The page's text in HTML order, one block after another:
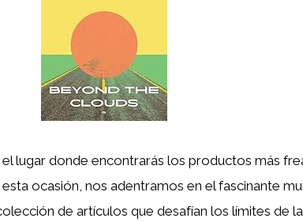
el lugar donde encontrarás los productos más
ocasión, nos adentramos en el fascinante
de artículos que desafían los límites de